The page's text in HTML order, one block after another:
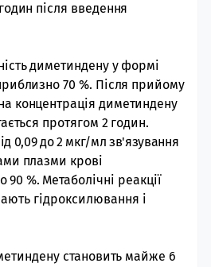
після введення
диметиндену у формі
70 %. Після прийому
концентрація диметиндену
протягом 2 годин.
0,09 до 2 мкг/мл зв'язування
плазми крові
90 %. Метаболічні реакції
гідроксилювання і
становить майже 6